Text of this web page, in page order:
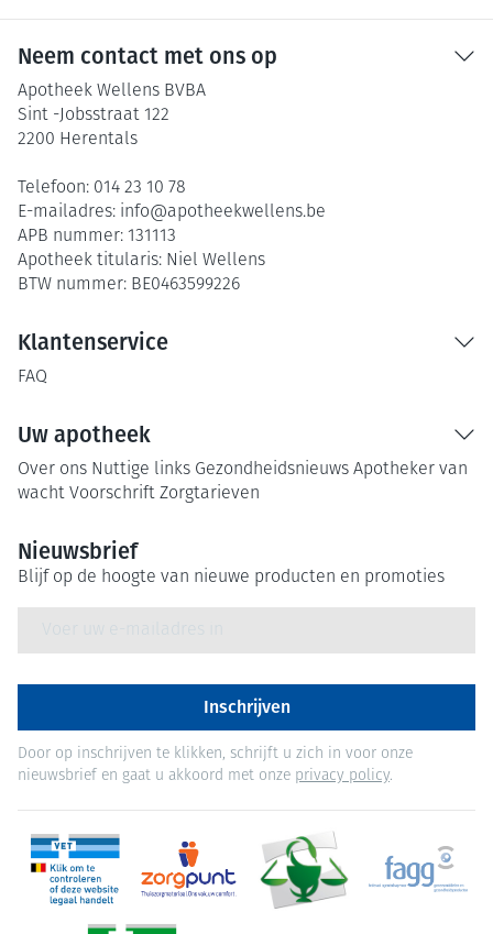
Neem contact met ons op
Apotheek Wellens BVBA
Sint -Jobsstraat 122
2200 Herentals
Telefoon: 014 23 10 78
E-mailadres: info@apotheekwellens.be
APB nummer: 131113
Apotheek titularis: Niel Wellens
BTW nummer: BE0463599226
Klantenservice
FAQ
Uw apotheek
Over ons Nuttige links Gezondheidsnieuws Apotheker van
wacht Voorschrift Zorgtarieven
Nieuwsbrief
Blijf op de hoogte van nieuwe producten en promoties
Inschrijven
Door op inschrijven te klikken, schrijft u zich in voor onze
nieuwsbrief en gaat u akkoord met onze privacy policy.